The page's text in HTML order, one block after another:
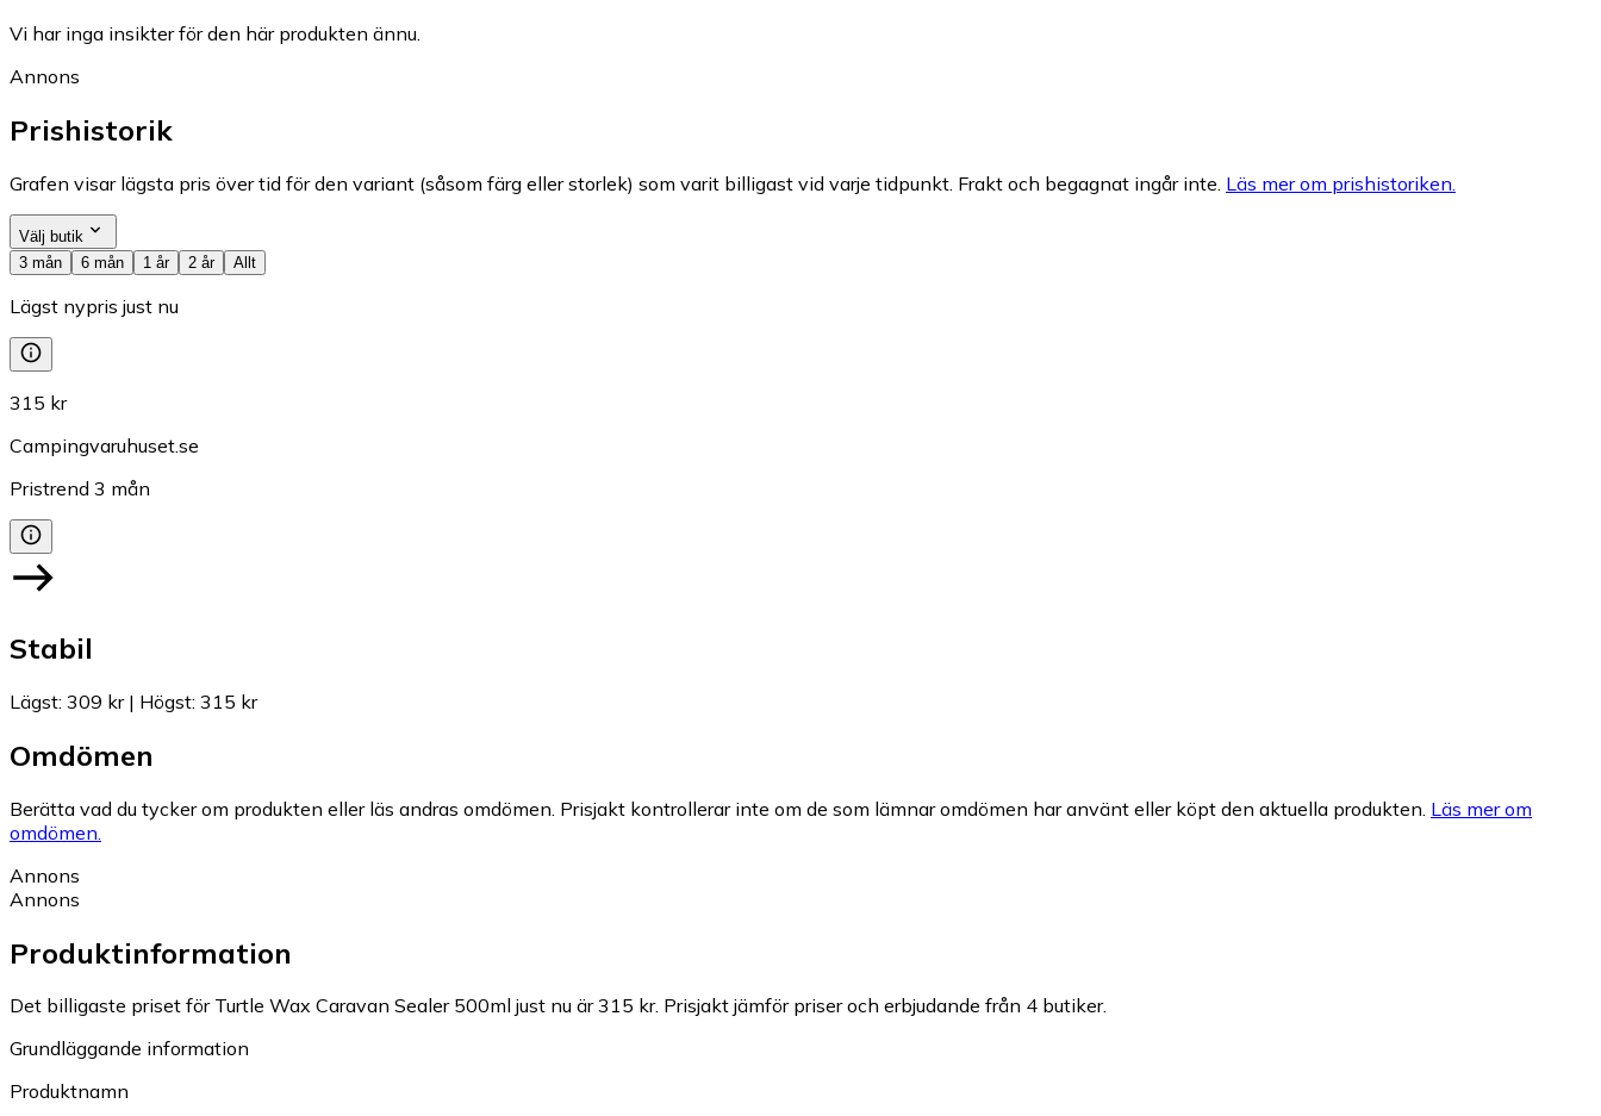
Vi har inga insikter för den här produkten ännu.
Annons
Prishistorik
Grafen visar lägsta pris över tid för den variant (såsom färg eller storlek) som varit billigast vid varje tidpunkt. Frakt och begagnat ingår inte. Läs mer om prishistoriken.
Välj butik
3 mån
6 mån 1 år 2 år Allt
Lägst nypris just nu
315 kr
Campingvaruhuset.se
Pristrend 3 mån
Stabil
Lägst: 309 kr| Högst: 315 kr
Omdömen
Berätta vad du tycker om produkten eller läs andras omdömen. Prisjakt kontrollerar inte om de som lämnar omdömen har använt eller köpt den aktuella produkten. Läs mer om
omdömen.
Annons
Annons
Produktinformation
Det billigaste priset för Turtle Wax Caravan Sealer 500ml just nu är 315 kr. Prisjakt jämför priser och erbjudande från 4 butiker.
Grundläggande information
Produktnamn